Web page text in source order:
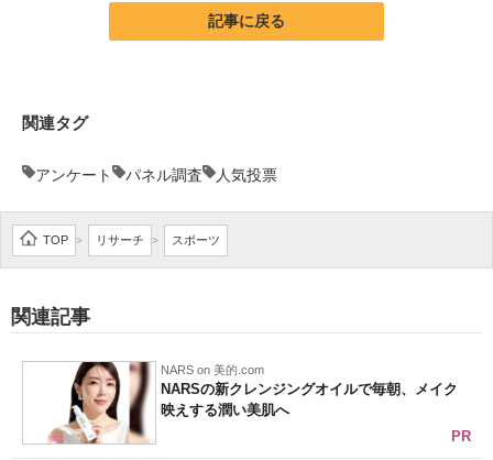
記事に戻る
関連タグ
アンケート パネル調査 人気投票
TOP > リサーチ > スポーツ
関連記事
NARS on 美的.com
NARSの新クレンジングオイルで毎朝、メイク
映えする潤い美肌へ
PR